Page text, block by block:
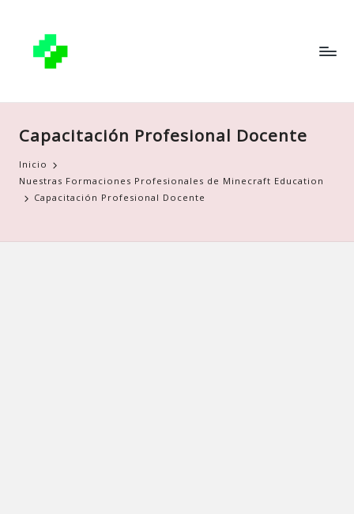
Capacitación Profesional Docente
Inicio
Nuestras Formaciones Profesionales de Minecraft Education
Capacitación Profesional Docente